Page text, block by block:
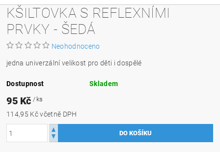
KŠILTOVKA S REFLEXNÍMI
PRVKY - ŠEDÁ
Neohodnoceno
jedna univerzální velikost pro děti i dospělé
Dostupnost Skladem
95 Kč/ ks
114,95 Kč včetně DPH